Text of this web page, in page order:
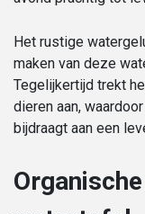
Het rustige
maken van deze
Tegelijkertijd trekt
dieren aan,
bijdraagt aan een